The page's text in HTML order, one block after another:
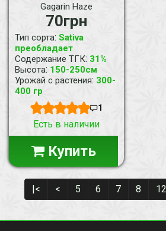
Gagarin Haze
70грн
Тип сорта: Sativa
преобладает
Содержание ТГК: 31%
Высота: 150-250см
Урожай с растения: 300-
400 гр
1
Есть в наличии
Купить
|< < 5 6 7 8 12